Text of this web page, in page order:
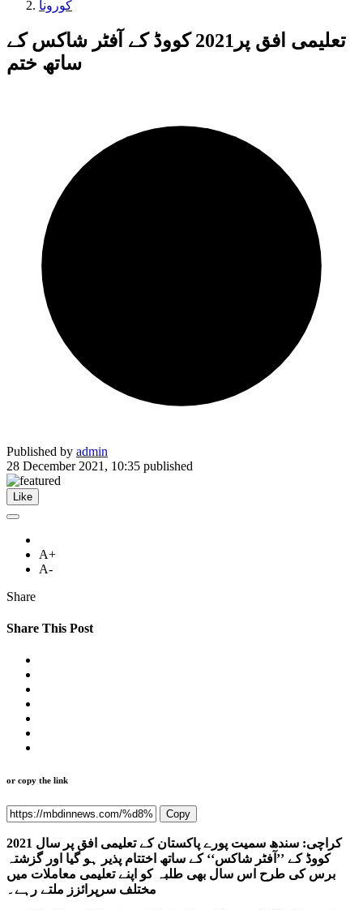
کورونا
تعلیمی افق پر2021 کووڈ کے آفٹر شاکس کے
ساتھ ختم
Published by admin
28 December 2021, 10:35 published
Like
A+
A-
Share
Share This Post
or copy the link
Copy
کراچی: سندھ سمیت پورے پاکستان کے تعلیمی افق پر سال 2021
کووڈ کے ’’آفٹر شاکس‘‘ کے ساتھ اختتام پذیر ہو گیا اور گزشتہ
برس کی طرح اس سال بھی طلبہ کو اپنے تعلیمی معاملات میں
مختلف سرپرائزز ملتے رہے۔